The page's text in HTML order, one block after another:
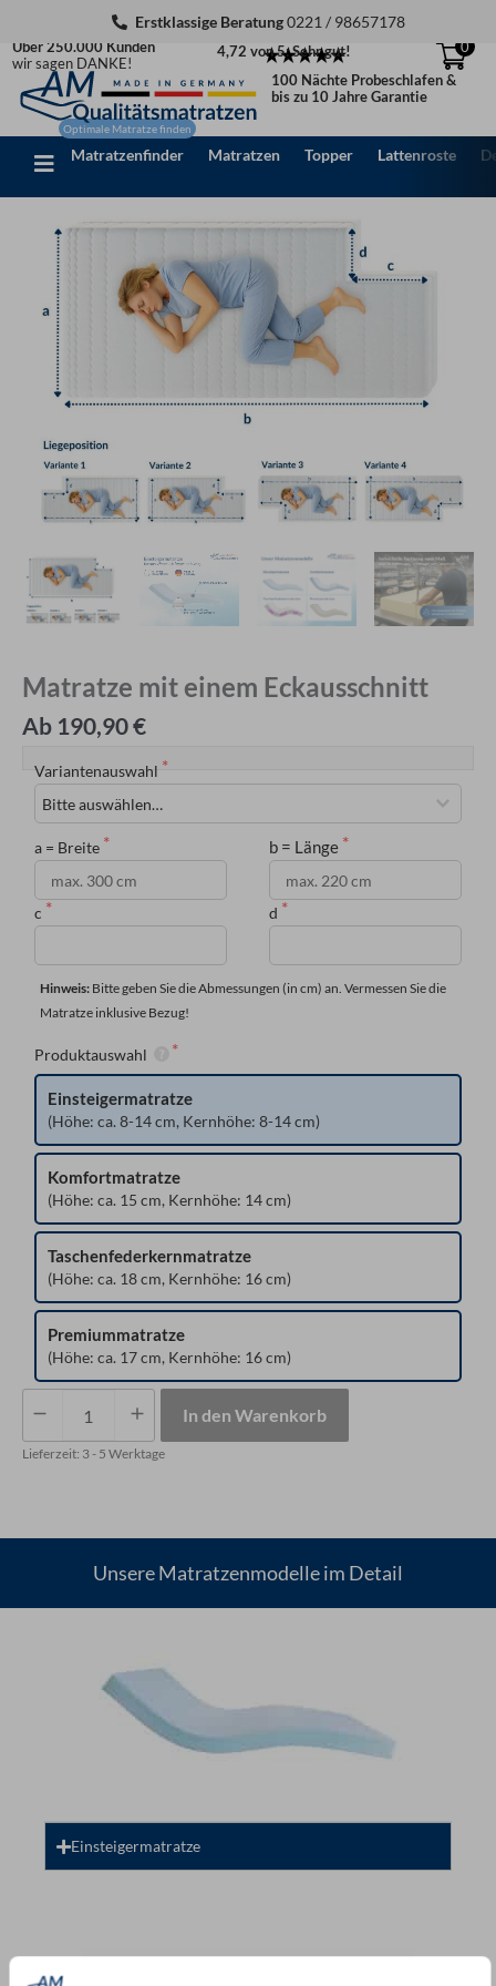
springen
Erstklassige Beratung0221 / 98657178
Über 250.000 Kunden
wir sagen DANKE!
4,72 von 5: Sehr gut!
0
100 Nächte Probeschlafen &
bis zu 10 Jahre Garantie
Matratzenfinder Matratzen Topper Lattenroste
Matratze mit einem Eckausschnitt
Ab 190,90 €
Variantenauswahl
a = Breite b = Länge
c d
Hinweis: Bitte geben Sie die Abmessungen (in cm) an. Vermessen Sie die
Matratze inklusive Bezug!
Produktauswahl
Einsteigermatratze
(Höhe: ca. 8-14 cm, Kernhöhe: 8-14 cm)
Komfortmatratze
(Höhe: ca. 15 cm, Kernhöhe: 14 cm)
Taschenfederkernmatratze
(Höhe: ca. 18 cm, Kernhöhe: 16 cm)
Premiummatratze
(Höhe: ca. 17 cm, Kernhöhe: 16 cm)
mit
einem
In den Warenkorb
Lieferzeit: 3 - 5 Werktage
Unsere Matratzenmodelle im Detail
Einsteigermatratze